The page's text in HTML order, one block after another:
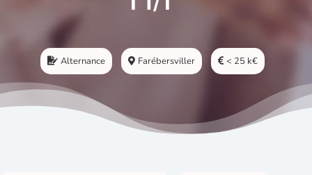
Alternance Farébersviller < 25 k€